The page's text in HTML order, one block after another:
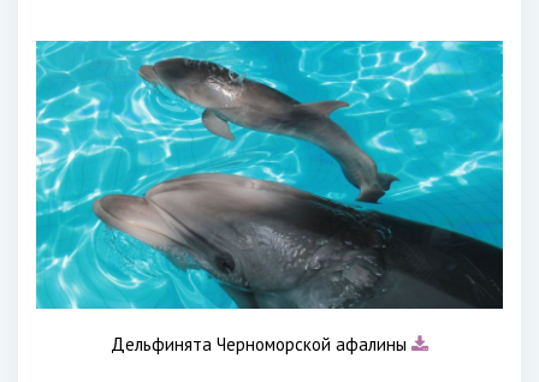
Дельфинята Черноморской афалины